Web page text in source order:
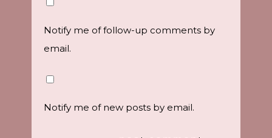
Notify me of follow-up comments by
email.
Notify me of new posts by email.